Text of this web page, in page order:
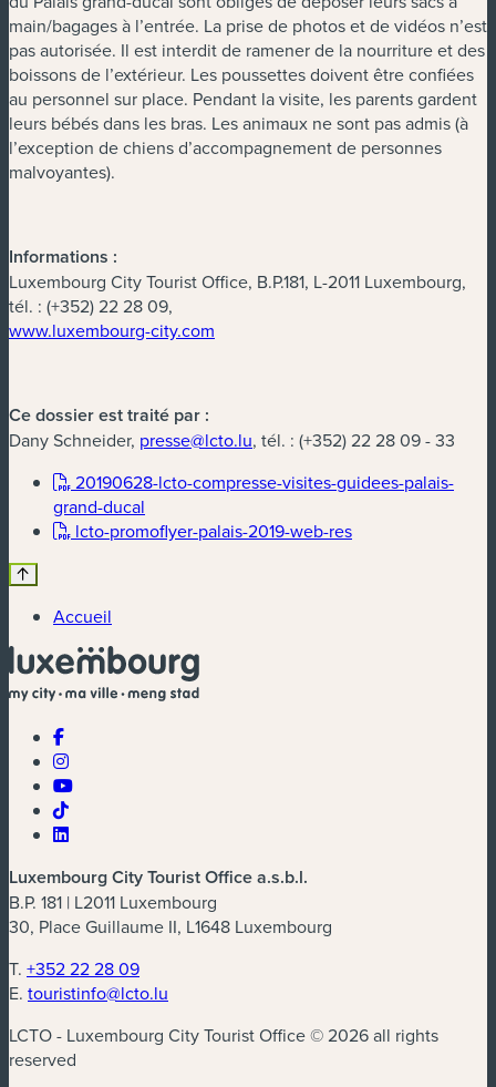
main/bagages à l’entrée. La prise de photos et de vidéos n’est
pas autorisée. Il est interdit de ramener de la nourriture et des
boissons de l’extérieur. Les poussettes doivent être confiées
au personnel sur place. Pendant la visite, les parents gardent
leurs bébés dans les bras. Les animaux ne sont pas admis (à
l’exception de chiens d’accompagnement de personnes
malvoyantes).
Informations :
Luxembourg City Tourist Office, B.P.181, L-2011 Luxembourg,
tél. : (+352) 22 28 09,
www.luxembourg-city.com
Ce dossier est traité par :
Dany Schneider, presse@lcto.lu, tél. : (+352) 22 28 09 - 33
20190628-lcto-compresse-visites-guidees-palais-
grand-ducal
lcto-promoflyer-palais-2019-web-res(nouvelle fenêtre)
Accueil
Luxembourg City Tourist Office a.s.b.l.
B.P. 181 | L2011 Luxembourg
30, Place Guillaume II, L1648 Luxembourg
T. +352 22 28 09
E. touristinfo@lcto.lu
LCTO - Luxembourg City Tourist Office © 2026 all rights
reserved